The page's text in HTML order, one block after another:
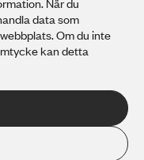
När du
data som
Om du inte
kan detta
organisation utan